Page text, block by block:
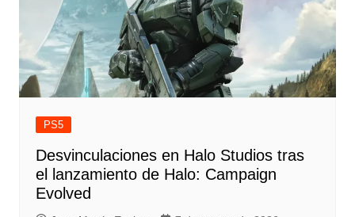
PS5
Desvinculaciones en Halo Studios tras
el lanzamiento de Halo: Campaign
Evolved